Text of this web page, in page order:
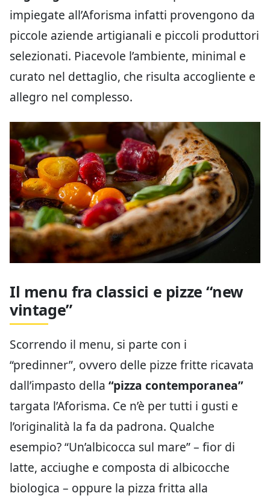
impiegate all’Aforisma infatti provengono da
piccole aziende artigianali e piccoli produttori
selezionati. Piacevole l’ambiente, minimal e
curato nel dettaglio, che risulta accogliente e
allegro nel complesso.
Il menu fra classici e pizze “new
vintage”
Scorrendo il menu, si parte con i
“predinner”, ovvero delle pizze fritte ricavata
dall’impasto della “pizza contemporanea”
targata l’Aforisma. Ce n’è per tutti i gusti e
l’originalità la fa da padrona. Qualche
esempio? “Un’albicocca sul mare” – fior di
latte, acciughe e composta di albicocche
biologica – oppure la pizza fritta alla